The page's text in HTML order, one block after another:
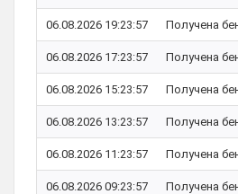
06.08.2026 19:23:57 Получена
06.08.2026 17:23:57 Получена
06.08.2026 15:23:57 Получена
06.08.2026 13:23:57 Получена
06.08.2026 11:23:57 Получена
06.08.2026 09:23:57 Получена